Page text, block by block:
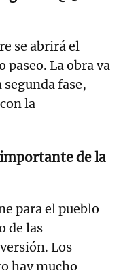
se abrirá el
La obra va
fase,
la
de la
para el pueblo
de las
Los
hay mucho